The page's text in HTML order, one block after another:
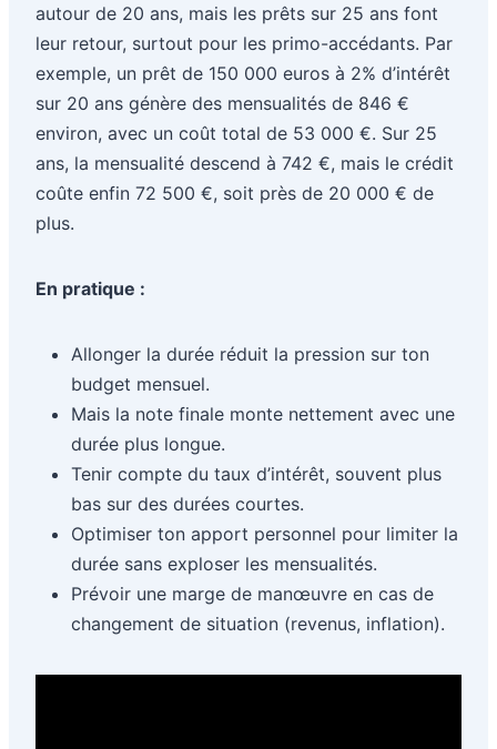
autour de 20 ans, mais les prêts sur 25 ans font
leur retour, surtout pour les primo-accédants. Par
exemple, un prêt de 150 000 euros à 2% d’intérêt
sur 20 ans génère des mensualités de 846 €
environ, avec un coût total de 53 000 €. Sur 25
ans, la mensualité descend à 742 €, mais le crédit
coûte enfin 72 500 €, soit près de 20 000 € de
plus.
En pratique :
Allonger la durée réduit la pression sur ton
budget mensuel.
Mais la note finale monte nettement avec une
durée plus longue.
Tenir compte du taux d’intérêt, souvent plus
bas sur des durées courtes.
Optimiser ton apport personnel pour limiter la
durée sans exploser les mensualités.
Prévoir une marge de manœuvre en cas de
changement de situation (revenus, inflation).